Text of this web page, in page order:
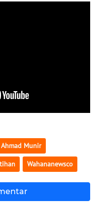
Munir
Wahananewsco